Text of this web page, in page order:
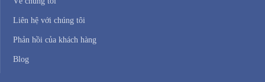
Liên hệ với chúng tôi
Phản hồi của khách hàng
Blog